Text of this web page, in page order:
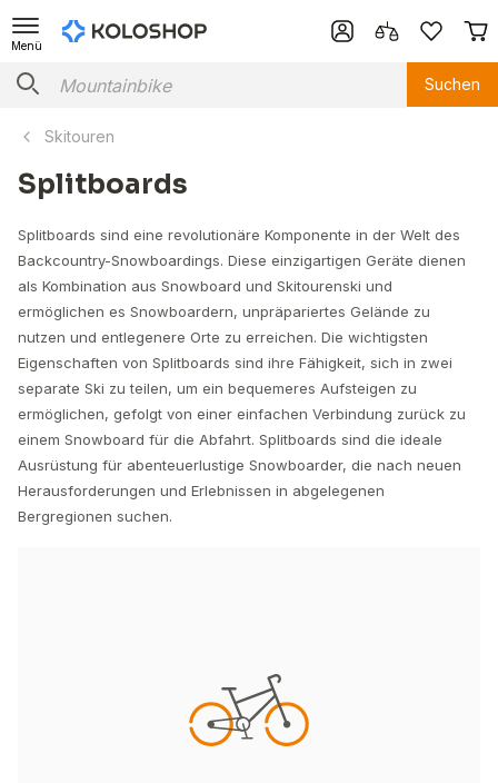
Menü
Suchen
Skitouren
Splitboards
Splitboards sind eine revolutionäre Komponente in der Welt des
Backcountry-Snowboardings. Diese einzigartigen Geräte dienen
als Kombination aus Snowboard und Skitourenski und
ermöglichen es Snowboardern, unpräpariertes Gelände zu
nutzen und entlegenere Orte zu erreichen. Die wichtigsten
Eigenschaften von Splitboards sind ihre Fähigkeit, sich in zwei
separate Ski zu teilen, um ein bequemeres Aufsteigen zu
ermöglichen, gefolgt von einer einfachen Verbindung zurück zu
einem Snowboard für die Abfahrt. Splitboards sind die ideale
Ausrüstung für abenteuerlustige Snowboarder, die nach neuen
Herausforderungen und Erlebnissen in abgelegenen
Bergregionen suchen.